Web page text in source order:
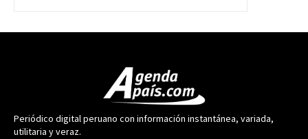
Periódico digital peruano con información instantánea, variada,
utilitaria y veraz.